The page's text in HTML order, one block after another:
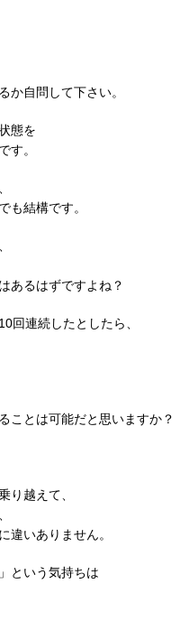
か自問して下さい。
態を
す。
も結構です。
あるはずですよね？
回連続したとしたら、
ことは可能だと思いますか？
り越えて、
違いありません。
という気持ちは